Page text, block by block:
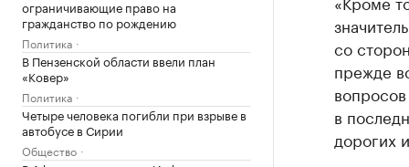
ограничивающие право на
гражданство по рождению
Политика
В Пензенской области ввели план
«Ковер»
Политика
Четыре человека погибли при взрыве в
автобусе в Сирии
Общество
со
прежде
в
дорогих